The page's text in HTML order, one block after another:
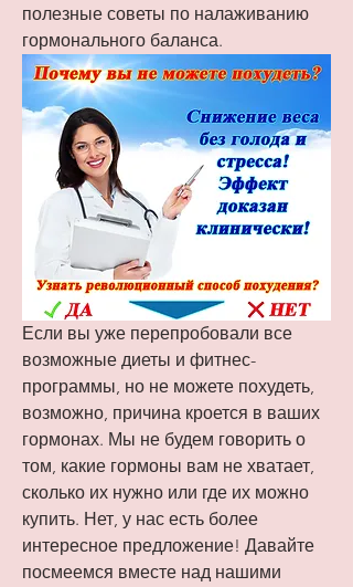
полезные советы по налаживанию
гормонального баланса.
Если вы уже перепробовали все
возможные диеты и фитнес-
программы, но не можете похудеть,
возможно, причина кроется в ваших
гормонах. Мы не будем говорить о
том, какие гормоны вам не хватает,
сколько их нужно или где их можно
купить. Нет, у нас есть более
интересное предложение! Давайте
посмеемся вместе над нашими